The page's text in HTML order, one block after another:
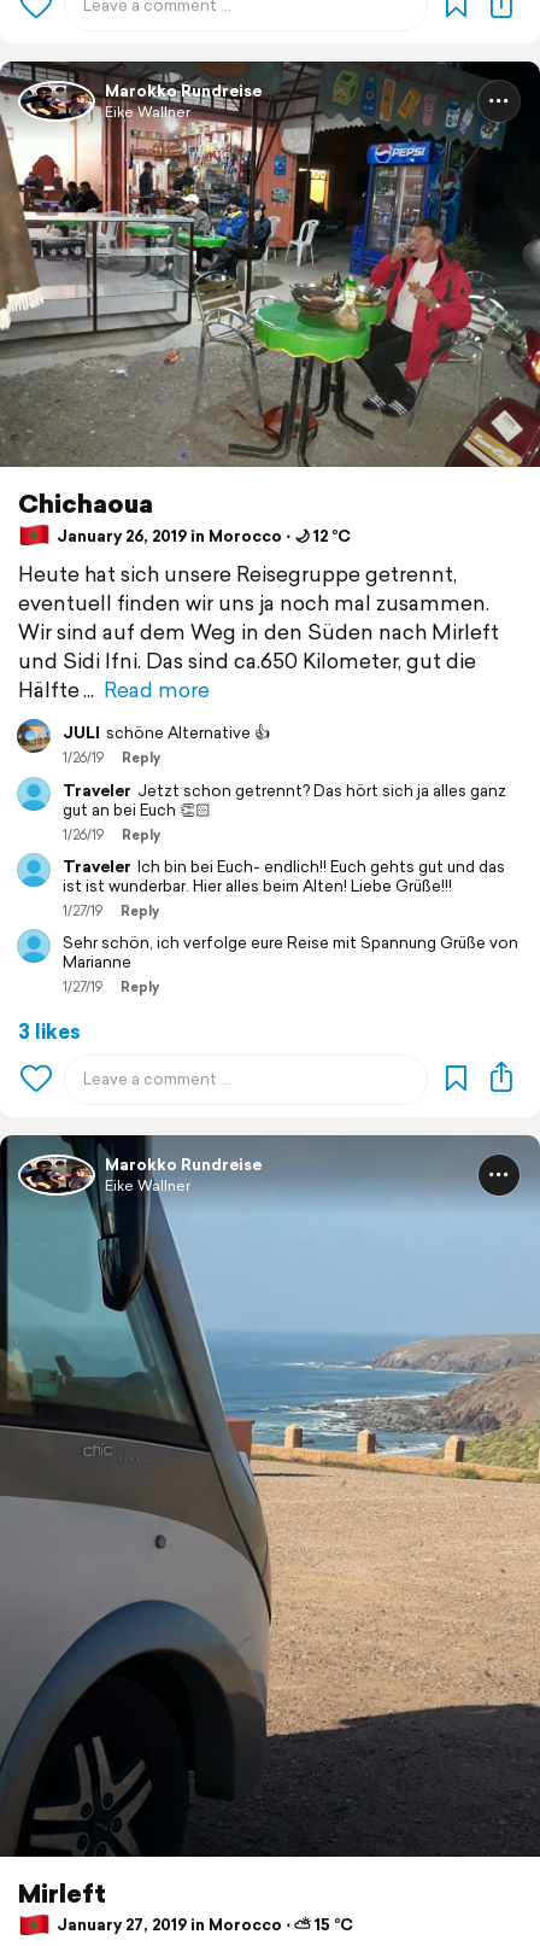
Marokko Rundreise
Eike Wallner
Chichaoua
January 26, 2019 in Morocco ⋅ 🌙 12 °C
Heute hat sich unsere Reisegruppe getrennt,
eventuell finden wir uns ja noch mal zusammen.
Wir sind auf dem Weg in den Süden nach Mirleft
und Sidi Ifni. Das sind ca.650 Kilometer, gut die
Hälfte
Read more
JULI schöne Alternative 👍
1/26/19 Reply
Traveler Jetzt schon getrennt? Das hört sich ja alles ganz
gut an bei Euch 👏🏻
1/26/19 Reply
Traveler Ich bin bei Euch- endlich!! Euch gehts gut und das
ist ist wunderbar. Hier alles beim Alten! Liebe Grüße!!!
1/27/19 Reply
Sehr schön, ich verfolge eure Reise mit Spannung Grüße von
Marianne
1/27/19 Reply
3 likes
Marokko Rundreise
Eike Wallner
Mirleft
January 27, 2019 in Morocco ⋅ ⛅ 15 °C